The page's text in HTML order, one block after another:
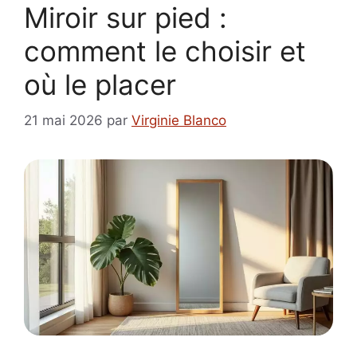
Miroir sur pied :
comment le choisir et
où le placer
21 mai 2026 par Virginie Blanco